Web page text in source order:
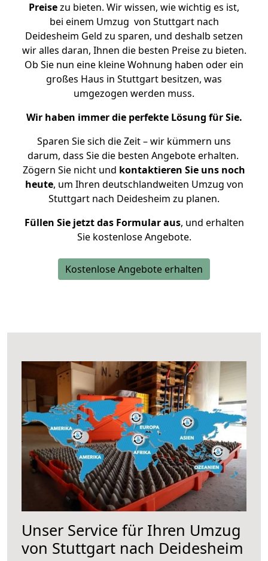
Preisezu bieten. Wir wissen, wie wichtig es ist,
bei einem Umzug von Stuttgart nach
Deidesheim Geld zu sparen, und deshalb setzen
wir alles daran, Ihnen die besten Preise zu bieten.
Ob Sie nun eine kleine Wohnung haben oder ein
großes Haus in Stuttgart besitzen, was
umgezogen werden muss.
Wir haben immer die perfekte Lösung für Sie.
Sparen Sie sich die Zeit – wir kümmern uns
darum, dass Sie die besten Angebote erhalten.
Zögern Sie nicht und kontaktieren Sie uns noch
heute, um Ihren deutschlandweiten Umzug von
Stuttgart nach Deidesheim zu planen.
Füllen Sie jetzt das Formular aus, und erhalten
Sie kostenlose Angebote.
Kostenlose Angebote erhalten
Unser Service für Ihren Umzug
von Stuttgart nach Deidesheim